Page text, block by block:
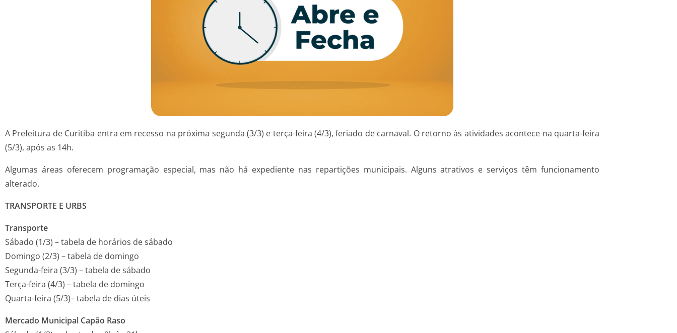
A Prefeitura de Curitiba entra em recesso na próxima segunda (3/3) e terça-feira (4/3), feriado de carnaval. O retorno às atividades acontece na quarta-feira
(5/3), após as 14h.
Algumas áreas oferecem programação especial, mas não há expediente nas repartições municipais. Alguns atrativos e serviços têm funcionamento
alterado.
TRANSPORTE E URBS
Transporte
Sábado (1/3) – tabela de horários de sábado
Domingo (2/3) – tabela de domingo
Segunda-feira (3/3) – tabela de sábado
Terça-feira (4/3) – tabela de domingo
Quarta-feira (5/3)– tabela de dias úteis
Mercado Municipal Capão Raso